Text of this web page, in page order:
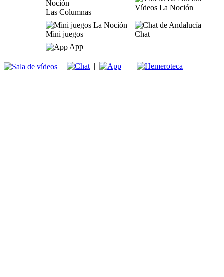
Las Columnas
Vídeos La Noción
Mini juegos
Chat
App
| | |